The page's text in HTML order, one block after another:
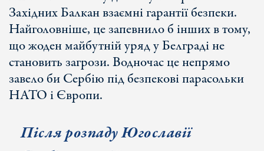
Західних Балкан взаємні гарантії безпеки.
Найголовніше, це запевнило б інших в тому,
що жоден майбутній уряд у Белграді не
становить загрози. Водночас це непрямо
завело би Сербію під безпекові парасольки
НАТО і Європи.
Після розпаду Югославії